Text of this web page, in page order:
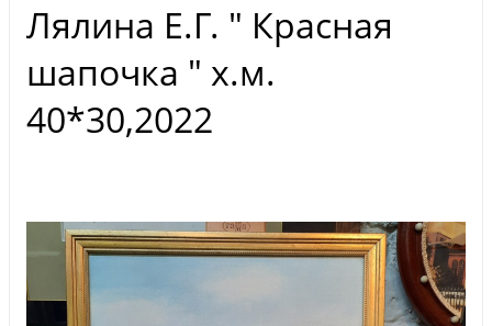
Лялина Е.Г. " Красная
шапочка " х.м.
40*30,2022